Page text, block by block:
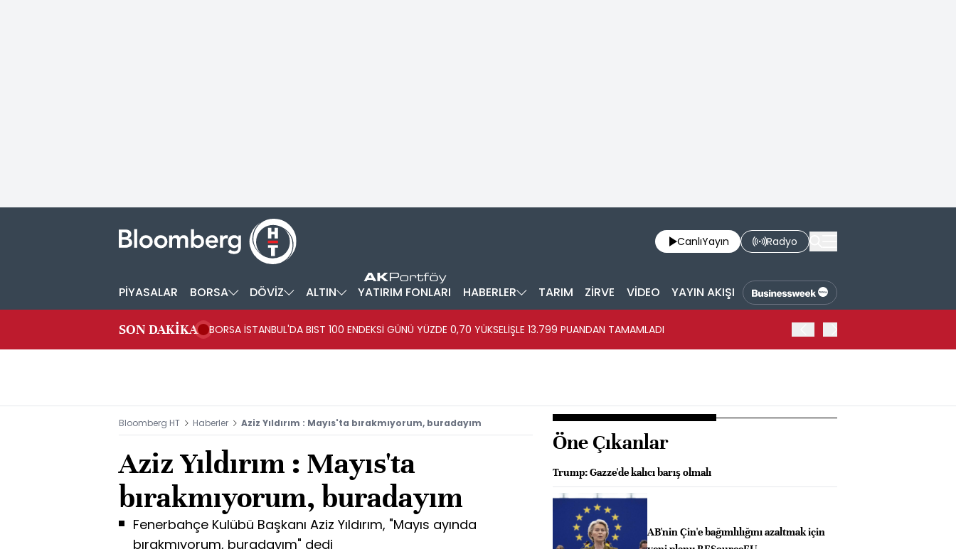
CanlıYayın Radyo
PİYASALAR BORSA DÖVİZ ALTIN YATIRIM FONLARI HABERLER TARIM ZİRVE VİDEO YAYIN AKIŞI
SON DAKİKA BORSA İSTANBUL'DA BIST 100 ENDEKSİ GÜNÜ YÜZDE 0,70 YÜKSELİŞLE 13.799 PUANDAN TAMAMLADI
Bloomberg HT Haberler Aziz Yıldırım : Mayıs'ta bırakmıyorum, buradayım
Aziz Yıldırım : Mayıs'ta
bırakmıyorum, buradayım
Fenerbahçe Kulübü Başkanı Aziz Yıldırım, "Mayıs ayında
bırakmıyorum, buradayım" dedi
Öne Çıkanlar
Trump: Gazze'de kalıcı barış olmalı
AB'nin Çin'e bağımlılığını azaltmak için